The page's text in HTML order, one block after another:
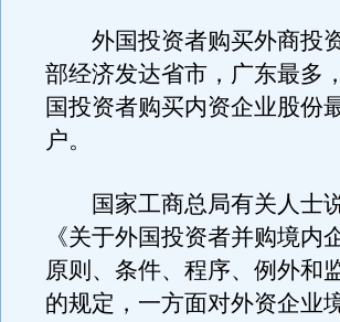
外国投资者购买外商投
部经济发达省市，广东最多
国投资者购买内资企业股份
户。
国家工商总局有关人士
《关于外国投资者并购境
原则、条件、程序、例外和
的规定，一方面对外资企业